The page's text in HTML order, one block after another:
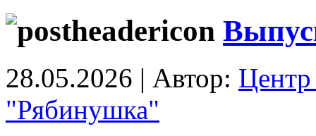
28.05.2026 | Автор: Центр
"Рябинушка"